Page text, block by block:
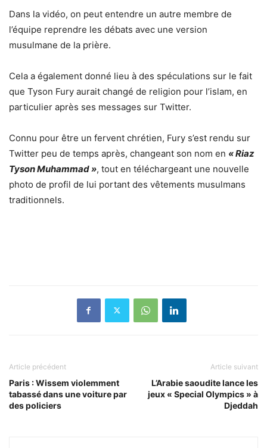
Dans la vidéo, on peut entendre un autre membre de
l’équipe reprendre les débats avec une version
musulmane de la prière.
Cela a également donné lieu à des spéculations sur le fait
que Tyson Fury aurait changé de religion pour l’islam, en
particulier après ses messages sur Twitter.
Connu pour être un fervent chrétien, Fury s’est rendu sur
Twitter peu de temps après, changeant son nom en « Riaz
Tyson Muhammad », tout en téléchargeant une nouvelle
photo de profil de lui portant des vêtements musulmans
traditionnels.
Article précédent
Paris : Wissem violemment
tabassé dans une voiture par
des policiers
Article suivant
L’Arabie saoudite lance les
jeux « Special Olympics » à
Djeddah